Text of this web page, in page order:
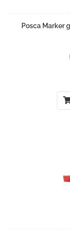
Posca Marker